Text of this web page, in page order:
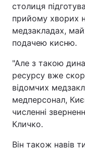
столиця
прийому хворих
медзакладах,
подачею кисню.
"Але з такою
ресурсу вже
відомчих
медперсонал,
численні
Кличко.
Він також навів